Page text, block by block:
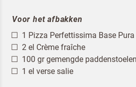
Voor het afbakken
1 Pizza Perfettissima Base Pura
2 el Crème fraîche
100 gr gemengde paddenstoelen
1 el verse salie